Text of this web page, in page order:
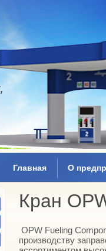
Главная O
Кран
OPW Fueling
производству